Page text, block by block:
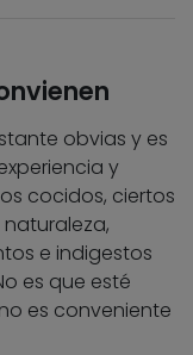
obvias y es
y
cocidos, ciertos
e indigestos
es que esté
es conveniente